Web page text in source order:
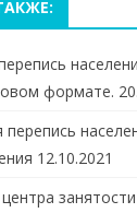
формате.
12.10.2021